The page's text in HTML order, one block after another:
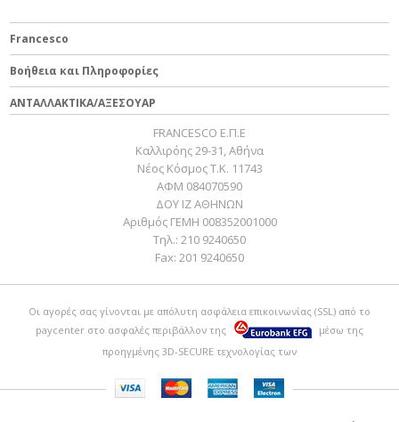
Francesco
Βοήθεια και Πληροφορίες
ΑΝΤΑΛΛΑΚΤΙΚΑ/ΑΞΕΣΟΥΑΡ
FRANCESCO Ε.Π.Ε
Καλλιρόης 29-31, Αθήνα
Νέος Κόσμος Τ.Κ. 11743
ΑΦΜ 084070590
ΔΟΥ ΙΖ ΑΘΗΝΩΝ
Αριθμός ΓΕΜΗ 008352001000
Τηλ.: 210 9240650
Fax: 201 9240650
Οι αγορές σας γίνονται με απόλυτη ασφάλεια επικοινωνίας (SSL) από το
paycenter στο ασφαλές περιβάλλον της
μέσω της
προηγμένης 3D-SECURE τεχνολογίας των